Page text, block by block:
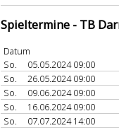
Spieltermine - TB
Datum
So.
05.05.2024 09:00
So.
26.05.2024 09:00
So.
09.06.2024 09:00
So.
16.06.2024 09:00
So.
07.07.2024 14:00